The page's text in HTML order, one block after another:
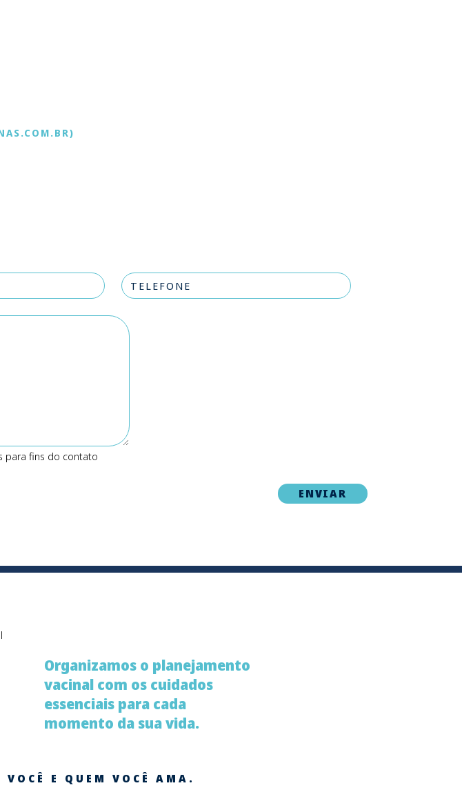
para fins do contato
Organizamos o planejamento
vacinal com os cuidados
essenciais para cada
momento da sua vida.
VOCÊ E QUEM VOCÊ AMA.